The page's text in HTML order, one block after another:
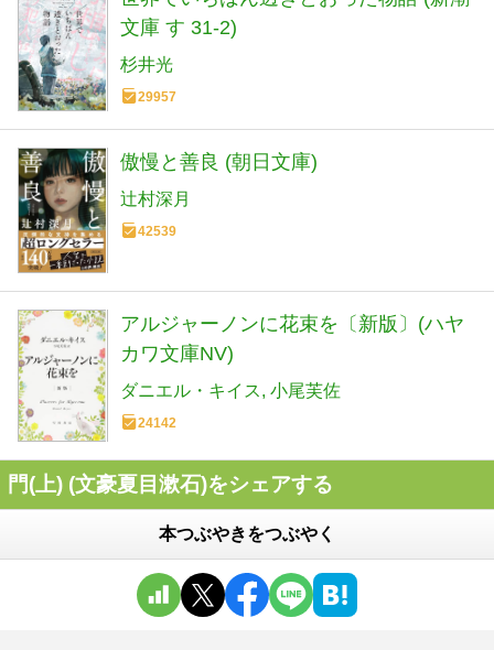
文庫 す 31-2)
杉井光
29957
傲慢と善良 (朝日文庫)
辻村深月
42539
アルジャーノンに花束を〔新版〕(ハヤ
カワ文庫NV)
ダニエル・キイス 小尾芙佐
24142
門(上) (文豪夏目漱石)をシェアする
本つぶやきをつぶやく